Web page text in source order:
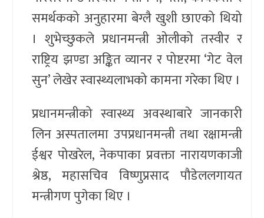
समर्थकको अनुहारमा बेग्लै खुशी छाएको थियो
। शुभेच्छुकले प्रधानमन्त्री ओलीको तस्वीर र
राष्ट्रिय झण्डा अङ्कित व्यानर र पोष्टरमा ‘गेट वेल
सुन’ लेखेर स्वास्थ्यलाभको कामना गरेका थिए ।
प्रधानमन्त्रीको स्वास्थ्य अवस्थाबारे जानकारी
लिन अस्पतालमा उपप्रधानमन्त्री तथा रक्षामन्त्री
ईश्वर पोखरेल, नेकपाका प्रवक्ता नारायणकाजी
श्रेष्ठ, महासचिव विष्णुप्रसाद पौडेललगायत
मन्त्रीगण पुगेका थिए ।